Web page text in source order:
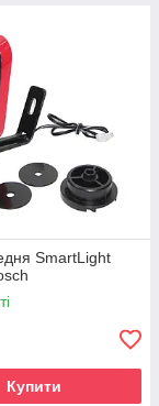
SmartLight
Купити